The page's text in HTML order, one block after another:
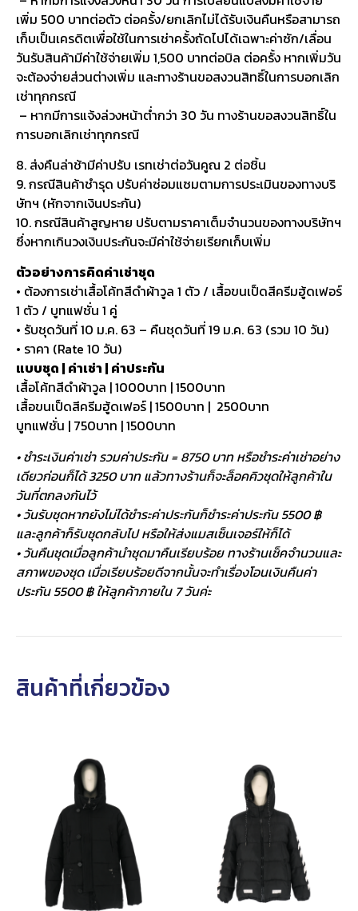
เพิ่ม 500 บาทต่อตัว ต่อครั้ง/ยกเลิกไม่ได้รับเงินคืนหรือสามารถ
เก็บเป็นเครดิตเพื่อใช้ในการเช่าครั้งถัดไปได้เฉพาะค่าซัก/เลื่อน
วันรับสินค้ามีค่าใช้จ่ายเพิ่ม 1,500 บาทต่อบิล ต่อครั้ง หากเพิ่มวัน
จะต้องจ่ายส่วนต่างเพิ่ม และทางร้านขอสงวนสิทธิ์ในการบอกเลิก
เช่าทุกกรณี
– หากมีการแจ้งล่วงหน้าต่ำกว่า 30 วัน ทางร้านขอสงวนสิทธิ์ใน
การบอกเลิกเช่าทุกกรณี
8. ส่งคืนล่าช้ามีค่าปรับ เรทเช่าต่อวันคูณ 2 ต่อชิ้น
9. กรณีสินค้าชำรุด ปรับค่าซ่อมแซมตามการประเมินของทางบริ
ษัทฯ (หักจากเงินประกัน)
10. กรณีสินค้าสูญหาย ปรับตามราคาเต็มจำนวนของทางบริษัทฯ
ซึ่งหากเกินวงเงินประกันจะมีค่าใช้จ่ายเรียกเก็บเพิ่ม
ตัวอย่างการคิดค่าเช่าชุด
• ต้องการเช่าเสื้อโค้ทสีดำผ้าวูล 1 ตัว / เสื้อขนเป็ดสีครีมฮู้ดเฟอร์
1 ตัว / บูทแฟชั่น 1 คู่
• รับชุดวันที่ 10 ม.ค. 63 – คืนชุดวันที่ 19 ม.ค. 63 (รวม 10 วัน)
• ราคา (Rate 10 วัน)
แบบชุด | ค่าเช่า | ค่าประกัน
เสื้อโค้ทสีดำผ้าวูล | 1000บาท | 1500บาท
เสื้อขนเป็ดสีครีมฮู้ดเฟอร์ | 1500บาท | 2500บาท
บูทแฟชั่น | 750บาท | 1500บาท
• ชำระเงินค่าเช่า รวมค่าประกัน = 8750 บาท หรือชำระค่าเช่าอย่าง
เดียวก่อนก็ได้ 3250 บาท แล้วทางร้านก็จะล็อคคิวชุดให้ลูกค้าใน
วันที่ตกลงกันไว้
• วันรับชุดหากยังไม่ได้ชำระค่าประกันก็ชำระค่าประกัน 5500 ฿
และลูกค้าก็รับชุดกลับไป หรือให้ส่งแมสเซ็นเจอร์ให้ก็ได้
• วันคืนชุดเมื่อลูกค้านำชุดมาคืนเรียบร้อย ทางร้านเช็คจำนวนและ
สภาพของชุด เมื่อเรียบร้อยดีจากนั้นจะทำเรื่องโอนเงินคืนค่า
ประกัน 5500 ฿ ให้ลูกค้าภายใน 7 วันค่ะ
สินค้าที่เกี่ยวข้อง